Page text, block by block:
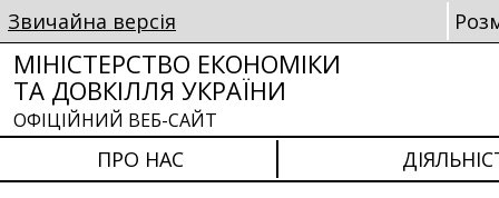
Звичайна версія
МІНІСТЕРСТВО ЕКОНОМІКИ
ТА ДОВКІЛЛЯ УКРАЇНИ
ОФІЦІЙНИЙ ВЕБ-САЙТ
ПРО НАС